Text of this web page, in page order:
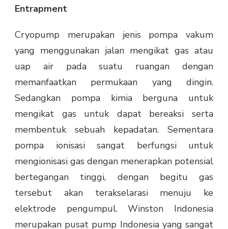
Entrapment
Cryopump merupakan jenis pompa vakum
yang menggunakan jalan mengikat gas atau
uap air pada suatu ruangan dengan
memanfaatkan permukaan yang dingin.
Sedangkan pompa kimia berguna untuk
mengikat gas untuk dapat bereaksi serta
membentuk sebuah kepadatan. Sementara
pompa ionisasi sangat berfungsi untuk
mengionisasi gas dengan menerapkan potensial
bertegangan tinggi, dengan begitu gas
tersebut akan terakselarasi menuju ke
elektrode pengumpul. Winston Indonesia
merupakan pusat pump Indonesia yang sangat